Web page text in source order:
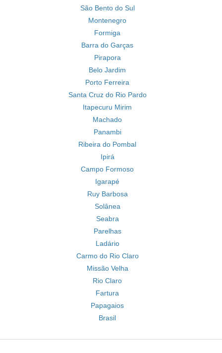
São Bento do Sul
Montenegro
Formiga
Barra do Garças
Pirapora
Belo Jardim
Porto Ferreira
Santa Cruz do Rio Pardo
Itapecuru Mirim
Machado
Panambi
Ribeira do Pombal
Ipirá
Campo Formoso
Igarapé
Ruy Barbosa
Solânea
Seabra
Parelhas
Ladário
Carmo do Rio Claro
Missão Velha
Rio Claro
Fartura
Papagaios
Brasil